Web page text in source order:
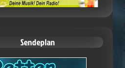
Sendeplan